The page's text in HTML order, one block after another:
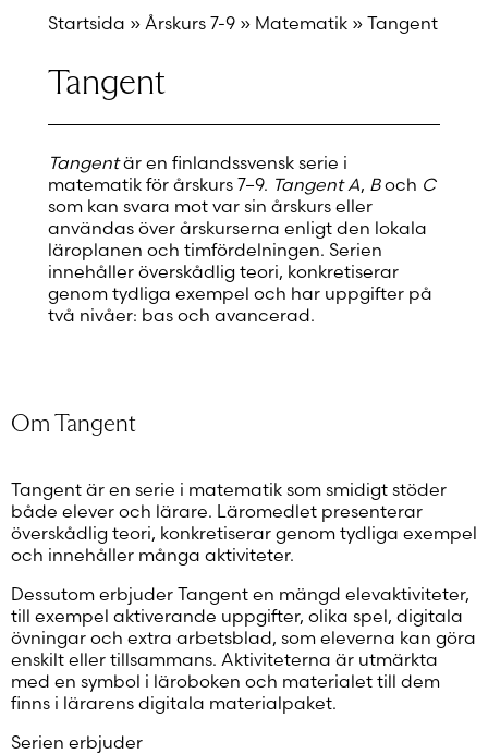
Startsida »Årskurs 7-9 » Matematik »Tangent
Tangent
Tangentär en finlandssvensk serie i
matematik för årskurs 7–9. Tangent A, Boch C
som kan svara mot var sin årskurs eller
användas över årskurserna enligt den lokala
läroplanen och timfördelningen. Serien
innehåller överskådlig teori, konkretiserar
genom tydliga exempel och har uppgifter på
två nivåer: bas och avancerad.
Om Tangent
Tangent är en serie i matematik som smidigt stöder
både elever och lärare. Läromedlet presenterar
överskådlig teori, konkretiserar genom tydliga exempel
och innehåller många aktiviteter.
Dessutom erbjuder Tangent en mängd elevaktiviteter,
till exempel aktiverande uppgifter, olika spel, digitala
övningar och extra arbetsblad, som eleverna kan göra
enskilt eller tillsammans. Aktiviteterna är utmärkta
med en symbol i läroboken och materialet till dem
finns i lärarens digitala materialpaket.
Serien erbjuder